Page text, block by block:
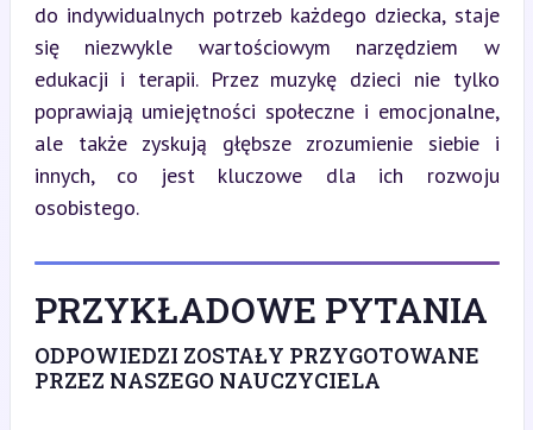
do indywidualnych potrzeb każdego dziecka, staje
się niezwykle wartościowym narzędziem w
edukacji i terapii. Przez muzykę dzieci nie tylko
poprawiają umiejętności społeczne i emocjonalne,
ale także zyskują głębsze zrozumienie siebie i
innych, co jest kluczowe dla ich rozwoju
osobistego.
PRZYKŁADOWE PYTANIA
ODPOWIEDZI ZOSTAŁY PRZYGOTOWANE
PRZEZ NASZEGO NAUCZYCIELA